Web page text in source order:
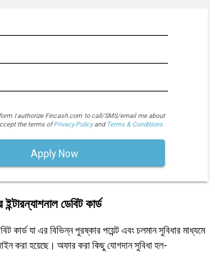
I authorize Fincash.com to call/SMS/email me about
the terms ofPrivacy Policyand Terms & Conditions.
Apply Now
ডেবিট কার্ড
কার্ড যা এর বিভিন্ন পুরষ্কার পয়েন্ট এবং চলমান সুবিধার মাধ্যমে
করা হয়েছে। অফার করা কিছু যোগদান সুবিধা হল-